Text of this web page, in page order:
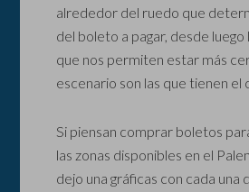
alrededor del ruedo que
del boleto a pagar, desde luego
que nos permiten estar más
escenario son las que tienen el
Si piensan comprar boletos
las zonas disponibles en el
dejo una gráficas con cada una